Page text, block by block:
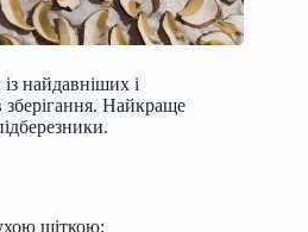
найдавніших і
зберігання. Найкраще
щіткою;